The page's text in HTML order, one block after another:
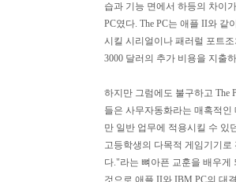
습과 기능 면에서 하등의 차이
PC였다. The PC는 애플 II와
시킬 시리얼이나 패러럴 포트
3000 달러의 추가 비용을 지출
하지만 그럼에도 불구하고 The
들은 사무자동화라는 매혹적인
만 일반 업무에 적용시킬 수 있
고등학생의 다목적 게임기기
다."라는 뼈아픈 교훈을 배우게
것으로 애플 II와 IBM PC의 대